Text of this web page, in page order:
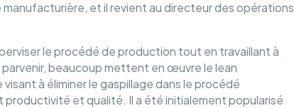
et il revient au directeur des opérations
le procédé de production tout en travaillant à
beaucoup mettent en œuvre le lean
à éliminer le gaspillage dans le procédé
et qualité. Il a été initialement popularisé